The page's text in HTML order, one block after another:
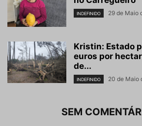
INDEFINIDO 29 de Maio
Kristin: Estado
euros por
de...
INDEFINIDO 20 de Maio
SEM